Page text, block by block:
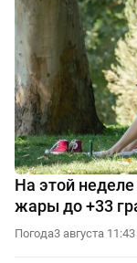
На этой
жары до +33
Погода3 августа 11:43